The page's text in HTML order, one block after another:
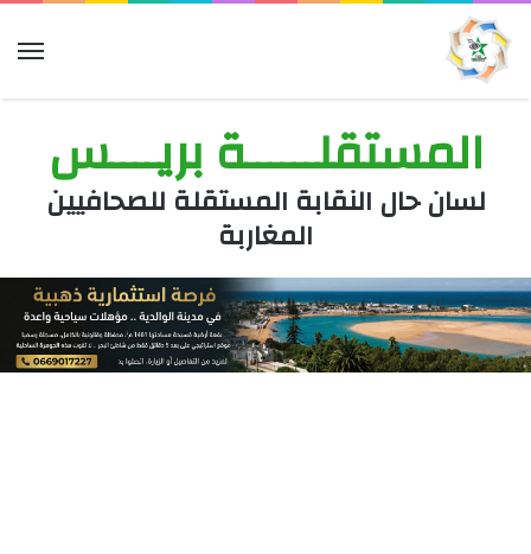
المستقلــــــة بريــــس
لسان حال النقابة المستقلة للصحافيين
المغاربة